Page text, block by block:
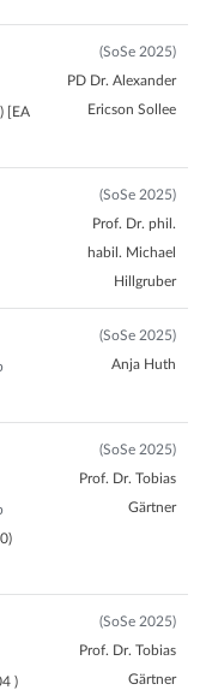
[EA
(SoSe 2025)
PD Dr. Alexander
Ericson Sollee
(SoSe 2025)
Prof. Dr. phil.
habil. Michael
Hillgruber
(SoSe 2025)
Anja Huth
(SoSe 2025)
Prof. Dr. Tobias
Gärtner
)
(SoSe 2025)
Prof. Dr. Tobias
Gärtner